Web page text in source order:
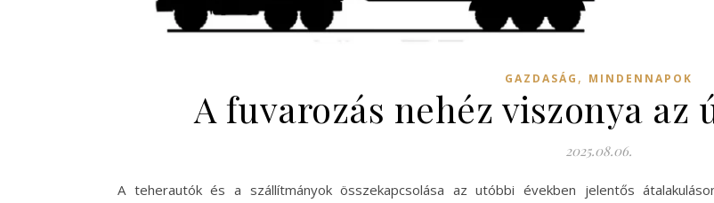
GAZDASÁG , MINDENNAPOK
A fuvarozás nehéz viszonya
2025.08.06.
A teherautók és a szállítmányok összekapcsolása az utóbbi években jelentős